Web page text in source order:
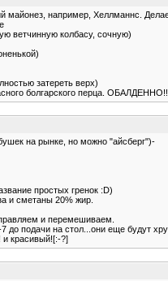
например, Хеллманнс.
ветчинную колбасу, сочную)
затереть верх)
болгарского перца.
на рынке, но можно "айсберг")-
простых гренок :D)
и сметаны 20% жир.
и перемешиваем.
до подачи на стол...они еще будут
и красивый![:-?]